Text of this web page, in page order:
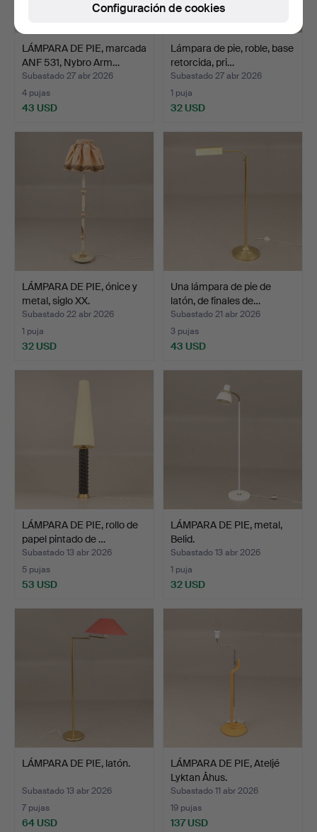
LÁMPARA DE PIE, marcada
ANF 531, Nybro Arm…
Subastado 27 abr 2026
4 pujas
43 USD
Lámpara de pie, roble, base
retorcida, pri…
Subastado 27 abr 2026
1 puja
32 USD
LÁMPARA DE PIE, ónice y
metal, siglo XX.
Subastado 22 abr 2026
1 puja
32 USD
Una lámpara de pie de
latón, de finales de…
Subastado 21 abr 2026
3 pujas
43 USD
LÁMPARA DE PIE, rollo de
papel pintado de …
Subastado 13 abr 2026
5 pujas
53 USD
LÁMPARA DE PIE, metal,
Belid.
Subastado 13 abr 2026
1 puja
32 USD
LÁMPARA DE PIE, latón.
Subastado 13 abr 2026
7 pujas
64 USD
LÁMPARA DE PIE, Ateljé
Lyktan Åhus.
Subastado 11 abr 2026
19 pujas
137 USD
Configuración de cookies